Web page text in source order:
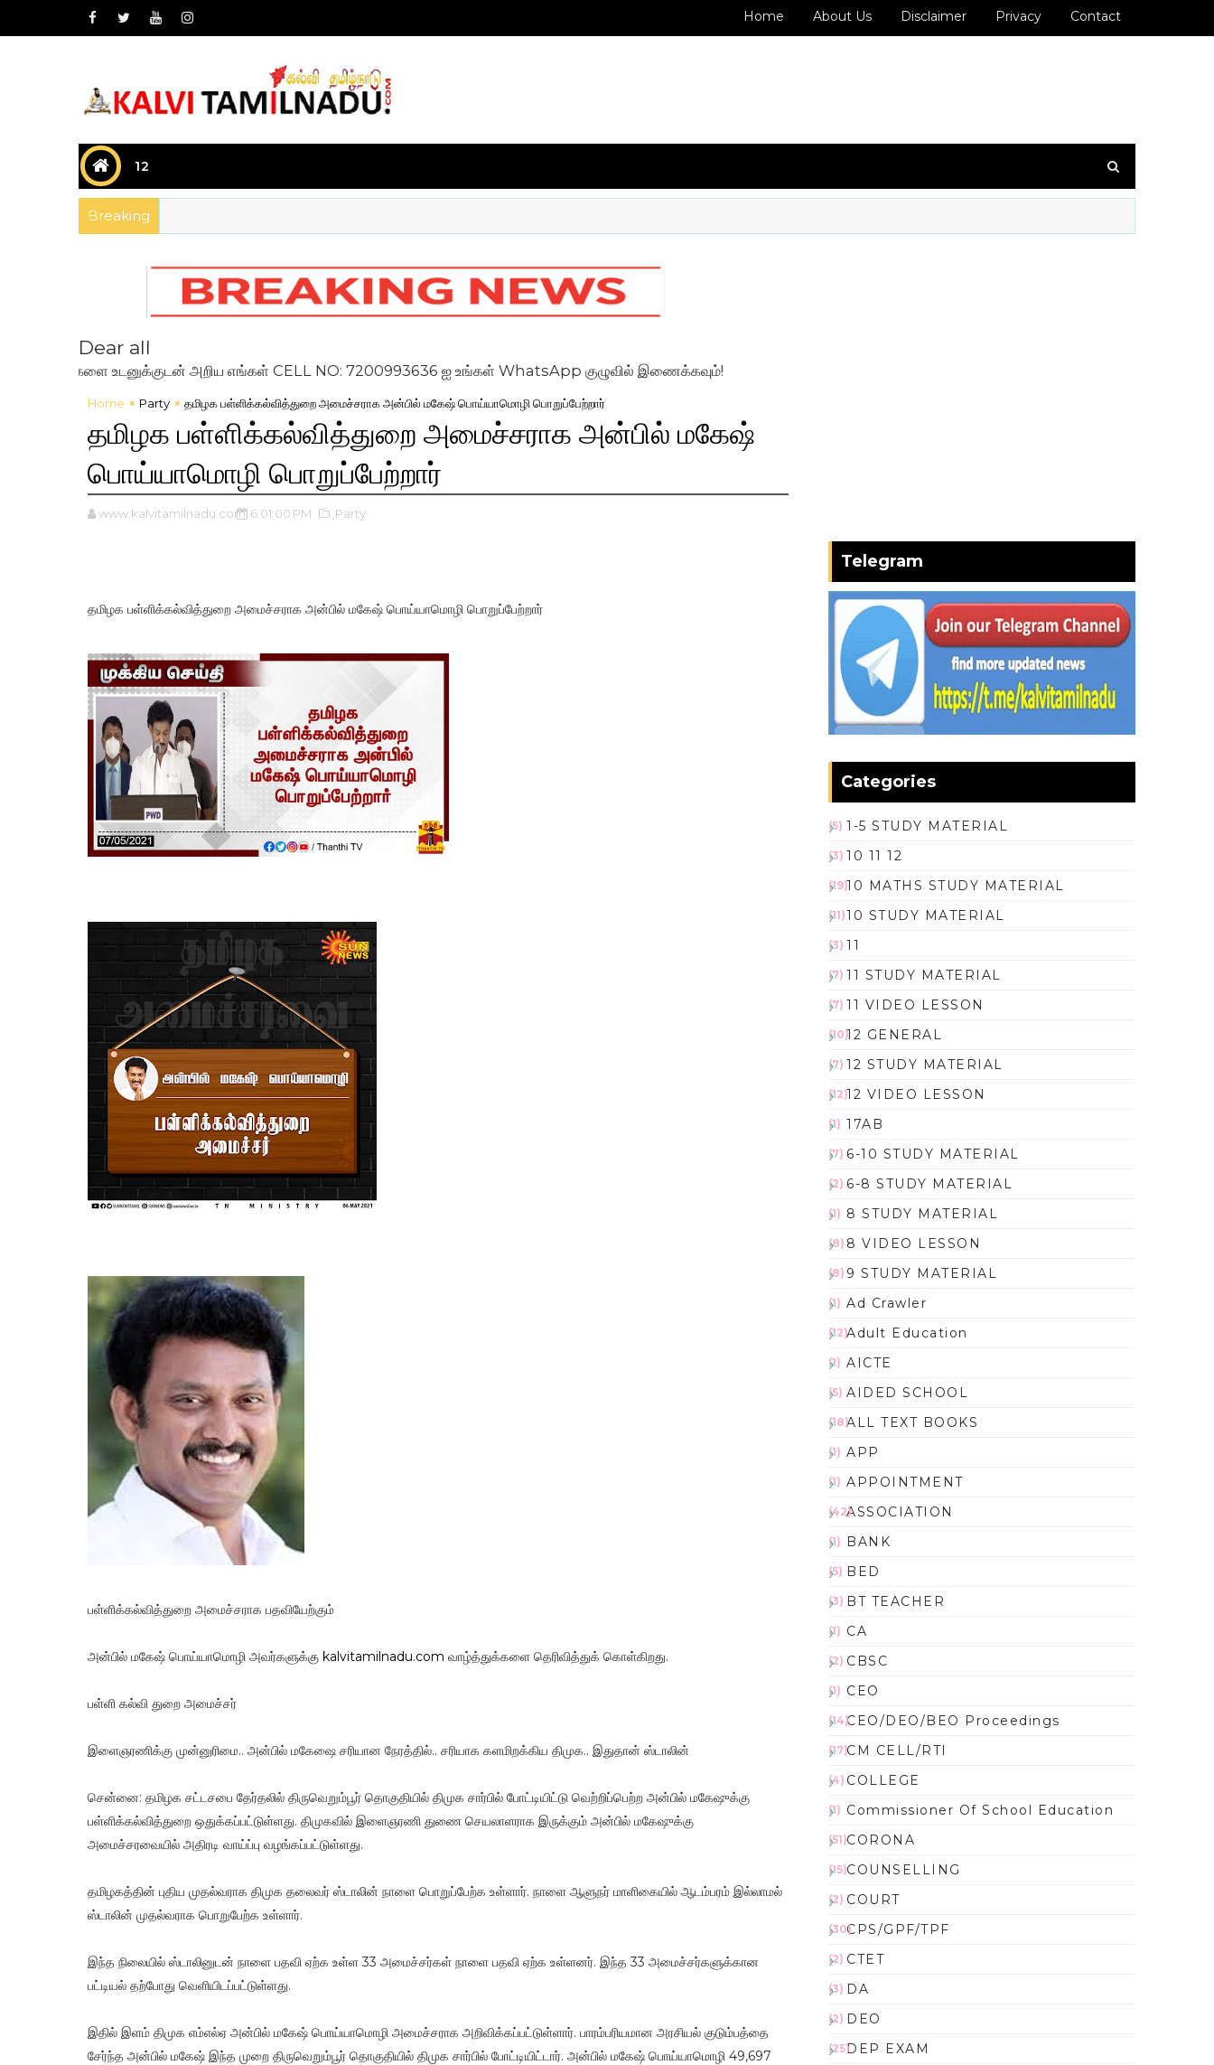
Home About Us Disclaimer Privacy Contact
12
Breaking
Dear all
உடனுக்குடன் அறிய எங்கள் CELL NO: 7200993636 ஐ உங்கள் WhatsApp குழுவில் இணைக்கவும்!
Home Party தமிழக பள்ளிக்கல்வித்துறை அமைச்சராக அன்பில் மகேஷ் பொய்யாமொழி பொறுப்பேற்றார்
தமிழக பள்ளிக்கல்வித்துறை அமைச்சராக அன்பில் மகேஷ்
பொய்யாமொழி பொறுப்பேற்றார்
www.kalvitamilnadu.com 6:01:00 PM ,Party
தமிழக பள்ளிக்கல்வித்துறை அமைச்சராக அன்பில் மகேஷ் பொய்யாமொழி பொறுப்பேற்றார்
பள்ளிக்கல்வித்துறை அமைச்சராக பதவியேற்கும்
அன்பில் மகேஷ் பொய்யாமொழி அவர்களுக்கு kalvitamilnadu.com வாழ்த்துக்களை தெரிவித்துக் கொள்கிறது.
பள்ளி கல்வி துறை அமைச்சர்
இளைஞரணிக்கு முன்னுரிமை.. அன்பில் மகேஷை சரியான நேரத்தில்.. சரியாக களமிறக்கிய திமுக.. இதுதான் ஸ்டாலின்
சென்னை: தமிழக சட்டசபை தேர்தலில் திருவெறும்பூர் தொகுதியில் திமுக சார்பில் போட்டியிட்டு வெற்றிப்பெற்ற அன்பில் மகேஷுக்கு
பள்ளிக்கல்வித்துறை ஒதுக்கப்பட்டுள்ளது. திமுகவில் இளைஞரணி துணை செயலாளராக இருக்கும் அன்பில் மகேஷுக்கு
அமைச்சரவையில் அதிரடி வாய்ப்பு வழங்கப்பட்டுள்ளது.
தமிழகத்தின் புதிய முதல்வராக திமுக தலைவர் ஸ்டாலின் நாளை பொறுப்பேற்க உள்ளார். நாளை ஆளுநர் மாளிகையில் ஆடம்பரம் இல்லாமல்
ஸ்டாலின் முதல்வராக பொறுபேற்க உள்ளார்.
இந்த நிலையில் ஸ்டாலினுடன் நாளை பதவி ஏற்க உள்ள 33 அமைச்சர்கள் நாளை பதவி ஏற்க உள்ளனர். இந்த 33 அமைச்சர்களுக்கான
பட்டியல் தற்போது வெளியிடப்பட்டுள்ளது.
இதில் இளம் திமுக எம்எல்ஏ அன்பில் மகேஷ் பொய்யாமொழி அமைச்சராக அறிவிக்கப்பட்டுள்ளார். பாரம்பரியமான அரசியல் குடும்பத்தை
சேர்ந்த அன்பில் மகேஷ் இந்த முறை திருவெறும்பூர் தொகுதியில் திமுக சார்பில் போட்டியிட்டார். அன்பில் மகேஷ் பொய்யாமொழி 49,697
Telegram
Categories
1-5 STUDY MATERIAL
(5)
10 11 12
(3)
10 MATHS STUDY MATERIAL
(19)
10 STUDY MATERIAL
(11)
11
(3)
11 STUDY MATERIAL
(7)
11 VIDEO LESSON
(7)
12 GENERAL
(10)
12 STUDY MATERIAL
(7)
12 VIDEO LESSON
(12)
17AB
(1)
6-10 STUDY MATERIAL
(7)
6-8 STUDY MATERIAL
(2)
8 STUDY MATERIAL
(1)
8 VIDEO LESSON
(8)
9 STUDY MATERIAL
(8)
Ad Crawler
(1)
Adult Education
(12)
AICTE
(1)
AIDED SCHOOL
(5)
ALL TEXT BOOKS
(18)
APP
(1)
APPOINTMENT
(1)
ASSOCIATION
(42)
BANK
(1)
BED
(5)
BT TEACHER
(3)
CA
(1)
CBSC
(2)
CEO
(1)
CEO/DEO/BEO Proceedings
(14)
CM CELL/RTI
(17)
COLLEGE
(4)
Commissioner Of School Education
(1)
CORONA
(51)
COUNSELLING
(15)
COURT
(2)
CPS/GPF/TPF
(30)
CTET
(2)
DA
(3)
DEO
(2)
DEP EXAM
(25)